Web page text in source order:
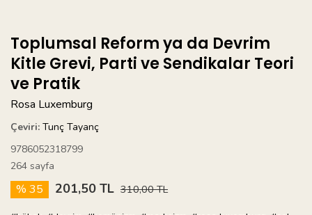
Toplumsal Reform ya da Devrim
Kitle Grevi, Parti ve Sendikalar Teori
ve Pratik
Rosa Luxemburg
Çeviri: Tunç Tayanç
9786052318799
264 sayfa
% 35 201,50 TL 310,00 TL